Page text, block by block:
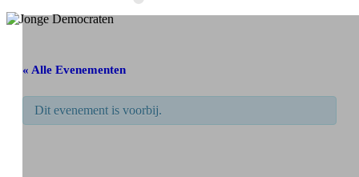
« Alle Evenementen
Dit evenement is voorbij.